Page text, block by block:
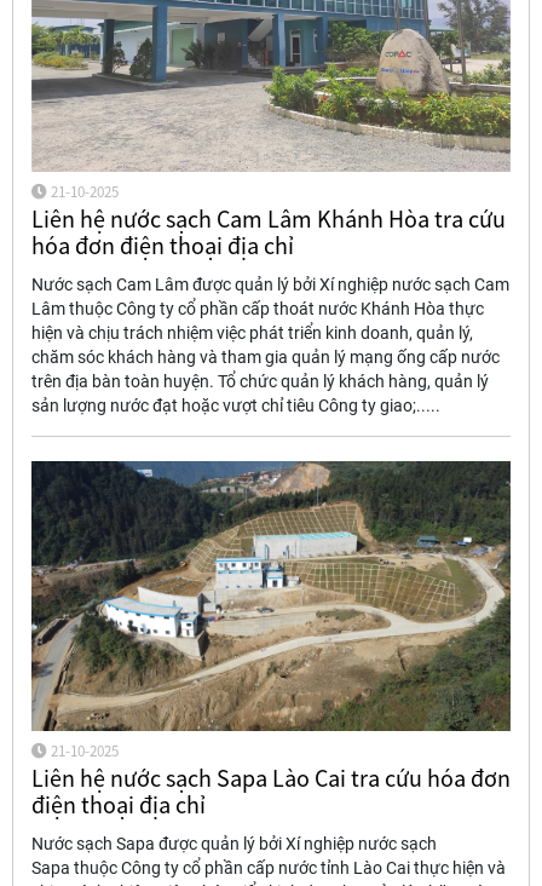
21-10-2025
Liên hệ nước sạch Cam Lâm Khánh Hòa tra cứu
hóa đơn điện thoại địa chỉ
Nước sạch Cam Lâm được quản lý bởi Xí nghiệp nước sạch Cam
Lâm thuộc Công ty cổ phần cấp thoát nước Khánh Hòa thực
hiện và chịu trách nhiệm việc phát triển kinh doanh, quản lý,
chăm sóc khách hàng và tham gia quản lý mạng ống cấp nước
trên địa bàn toàn huyện. Tổ chức quản lý khách hàng, quản lý
sản lượng nước đạt hoặc vượt chỉ tiêu Công ty giao;.....
21-10-2025
Liên hệ nước sạch Sapa Lào Cai tra cứu hóa đơn
điện thoại địa chỉ
Nước sạch Sapa được quản lý bởi Xí nghiệp nước sạch
Sapa thuộc Công ty cổ phần cấp nước tỉnh Lào Cai thực hiện và